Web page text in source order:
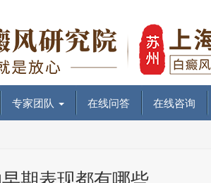
专家团队 在线问答 在线咨询